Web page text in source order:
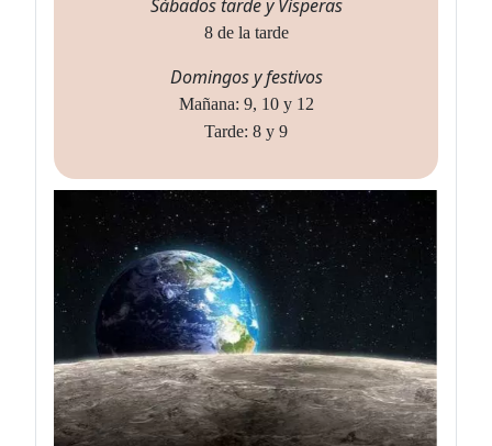
Sábados tarde y Vísperas
8 de la tarde
Domingos y festivos
Mañana: 9, 10 y 12
Tarde: 8 y 9